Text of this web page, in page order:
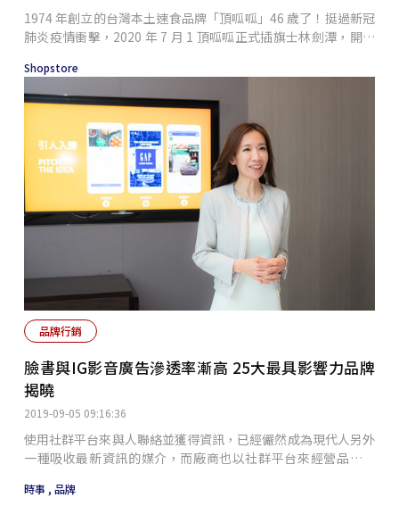
母、小家電終身免費保固、全台3C通路DM最新行告示板、百大
冷氣保證一天到府安裝等許多業界首創的服務內容，同時亦藉由
訴說著消費者實際需求和生活點滴的行銷廣告強化該品牌在商品
之外那份溫暖且貼心的附加價值。在危機下創造更多服務價值據
了解，全國電子當年乃是把自己做為3C通路商的思維轉化為以
客為尊、加強顧客服務品質、塑造該品牌在顧客心中終身價值…
等經營方向，進而延伸至一系列的柔性行銷廣告並創造出優異的
銷售業績。因此，在全國電子的廣告當中，往往可以看到該通路
企圖站在顧客立場著想且運用同理心提供更多服務的內容，其中
「揪感心」這句台詞或許即代表了其所要傳達給大眾的企業精
神。此外，也由於採取以服務取勝的行銷策略，使得全國電子的
門市大多是以開設在鄰里巷弄之間的「社區店型」為主，藉此微
妙的連結與消費者產生情感和互動，同時亦避免因為眾多的競爭
威脅進入市場而落入僅靠價格廝殺的折扣戰爭當中。另一方面，
散發出濃濃在地風格的全國電子在實體展售上則力求提供顧客親
身體驗的服務，除了陸續在全台各鄉鎮都市開設「數位家電體驗
館」，同時更藉由比傳統店面大一倍的空間展示更多品項、增設
手機和平板電腦等體驗區，以滿足消費者追求最新資訊及體驗商
品的需求。其次，該通路對於社會關懷亦往往不落人後，例如去
年夏天在尼伯特颱風重創台東之際，全國電子即以1千台低於成
本的各式家電幫助台東鄉親們重建家園，在進一步落實「溫柔行
銷」的同時也提升了自身的公益形象。《紫牛》一書的作者
Seth Godin曾說：真正口耳相傳的不是產品創意與特色，而是
故事；事實上，隨著消費型態的逐漸升級，顧客在購買商品時已
能夠藉由購物的過程買到一個「感覺」。看來，深諳此道的全國
1974 年創立的台灣本土速食品牌「頂呱呱」46 歲了！挺過新冠
肺炎疫情衝擊，2020 年 7 月 1 頂呱呱正式插旗士林劍潭，開設
式，有炸雞配「美國功夫茶」、咖哩飯、沙拉、生啤酒等餐點
外，更帶來 3 大全新嘗試。士林劍潭店將成為頂呱呱全台首家開
賣「早餐系列」的門市，早餐品項包括蔥抓餅與漢堡系列。頂呱
呱副總特助兼任行銷部主管劉人豪表示，開發早餐系列一方面是
基於上海、美國的海外分店出現相關需求，另一方面也是為了延
長戰線，拉長營業時間。新嘗試一：推早餐系列、擴充品項，拉
長戰線！士林劍潭店將成為頂呱呱全台首家開賣「早餐系列」的
門市，早餐品項包括蔥抓餅與漢堡系列。頂呱呱副總特助兼任行
銷部主管劉人豪表示，開發早餐系列一方面是基於上海、美國的
海外分店出現相關需求，另一方面也是為了延長戰線，拉長營業
時間。「我們標準店通常是早上 11 點開，但賣早餐讓營業時間
延長至早上 7 點開始。」劉人豪指出，士林劍潭店的營業時間為
早上 7 點至晚上 11 點，各時段提供不同餐點，可提供消費者一
整天的用餐服務。他也表示，下半年會將早餐系列拓展到以通勤
族為主的 5 家門市，如左營、板橋等。由於營業時間拉長，可服
成長至少 2 成。新嘗試二：推「人臉辨識功能」全自動點餐系統
頂呱呱也宣布，士林劍潭店會首度導入「全自動點餐系統」，門
市內將設有 2 台自動點餐機。然而，這套系統與其他同業都有所
不同。一、支持現金與銅板付款：大部分點餐系統，都只支援信
用卡或是具有匯款功能的VISA、悠遊卡等。不過頂呱呱也宣布，
此「自動點餐系統」是可以收取現金與銅板做付款。二、特別增
設「人臉辨識功能」：常去一家早餐店久了，老闆娘可能久而久
Shopstore
品牌行銷
2019-09-05 09:16:36
臉書與IG影音廣告滲透率漸高 25大最具影響力品牌
揭曉
使用社群平台來與人聯絡並獲得資訊，已經儼然成為現代人另外
一種吸收最新資訊的媒介，而廠商也以社群平台來經營品牌客
Facebook以及Instagram，作為了解親朋好友或是公眾人物的
時事 , 品牌